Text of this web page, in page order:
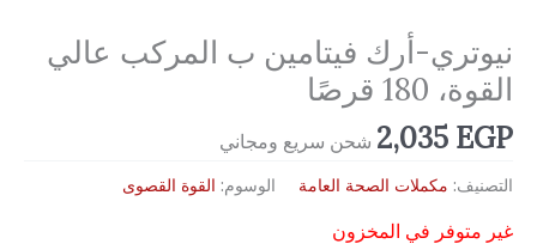
نيوتري-أرك فيتامين ب المركب عالي
القوة، 180 قرصًا
2,035EGP شحن سريع ومجاني
التصنيف:مكملات الصحة العامة الوسوم:القوة القصوى
غير متوفر في المخزون